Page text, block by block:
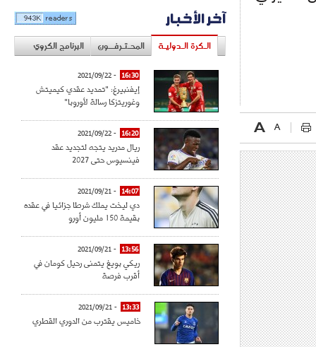
آخر الأخبار
الـكرة الـدوليـة المحـتـرفــون البرنامج الكروي
16:30
- 2021/09/22
إيفنبيرغ: "تمديد عقدي كيميتش
وغوريتزكا رسالة لأوروبا"
16:20
- 2021/09/22
ريال مدريد يتجه لتجديد عقد
فينسيوس حتى 2027
14:07
- 2021/09/21
دي ليخت يملك شرطا جزائيا في عقده
بقيمة 150 مليون أورو
13:56
- 2021/09/21
ريكي بويغ يتمنى رحيل كومان في
أقرب فرصة
13:33
- 2021/09/21
خاميس يقترب من الدوري القطري